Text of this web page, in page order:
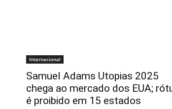
Internacional
Samuel Adams Utopias 2025
chega ao mercado dos EUA;
é proibido em 15 estados